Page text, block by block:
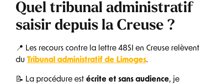
Quel tribunal administratif
saisir depuis la Creuse ?
📍 Les recours contre la lettre 48SI en Creuse relèvent
du Tribunal administratif de Limoges.
📝 La procédure est écrite et sans audience, je